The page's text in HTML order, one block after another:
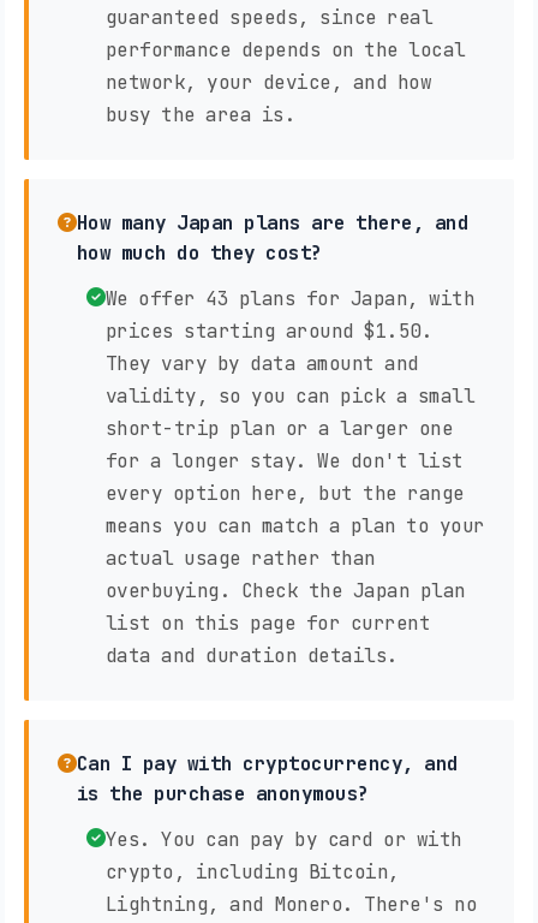
guaranteed speeds, since real
performance depends on the local
network, your device, and how
busy the area is.
How many Japan plans are there, and
how much do they cost?
We offer 43 plans for Japan, with
prices starting around $1.50.
They vary by data amount and
validity, so you can pick a small
short-trip plan or a larger one
for a longer stay. We don't list
every option here, but the range
means you can match a plan to your
actual usage rather than
overbuying. Check the Japan plan
list on this page for current
data and duration details.
Can I pay with cryptocurrency, and
is the purchase anonymous?
Yes. You can pay by card or with
crypto, including Bitcoin,
Lightning, and Monero. There's no